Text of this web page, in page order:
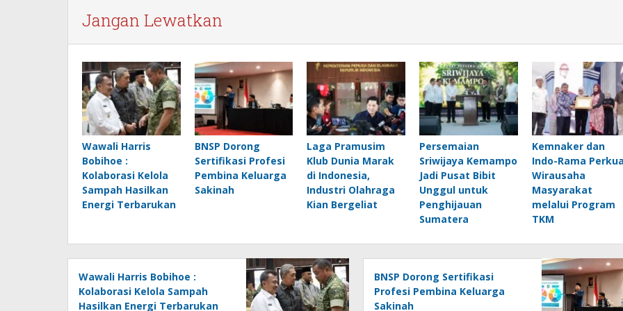
Jangan Lewatkan
Wawali Harris
Bobihoe :
Kolaborasi Kelola
Sampah Hasilkan
Energi Terbarukan
BNSP Dorong
Sertifikasi Profesi
Pembina Keluarga
Sakinah
Laga Pramusim
Klub Dunia Marak
di Indonesia,
Industri Olahraga
Kian Bergeliat
Persemaian
Sriwijaya Kemampo
Jadi Pusat Bibit
Unggul untuk
Penghijauan
Sumatera
Kemnaker dan
Indo-Rama
Wirausaha
Masyarakat
melalui Program
TKM
Wawali Harris Bobihoe :
Kolaborasi Kelola Sampah
Hasilkan Energi Terbarukan
BNSP Dorong Sertifikasi
Profesi Pembina Keluarga
Sakinah